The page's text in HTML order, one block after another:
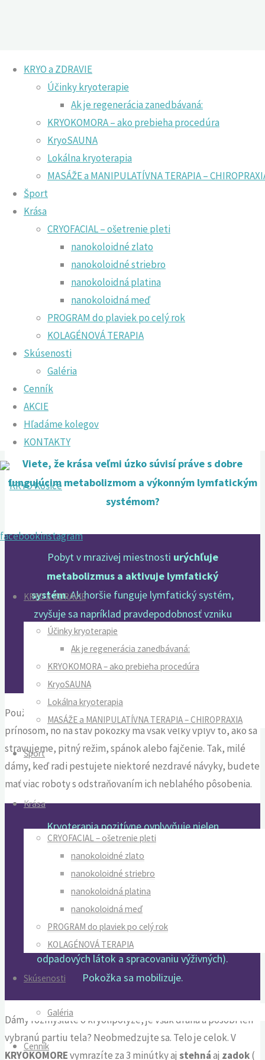
KRYO a ZDRAVIE
Účinky kryoterapie
Ak je regenerácia zanedbávaná:
KRYOKOMORA – ako prebieha procedúra
KryoSAUNA
Lokálna kryoterapia
MASÁŽE a MANIPULATÍVNA TERAPIA –
Šport
Krása
CRYOFACIAL – ošetrenie pleti
nanokoloidné zlato
nanokoloidné striebro
nanokoloidná platina
nanokoloidná meď
PROGRAM do plaviek po celý rok
KOLAGÉNOVÁ TERAPIA
Skúsenosti
Galéria
Cenník
AKCIE
Hľadáme kolegov
KONTAKTY
facebookinstagram
KRYO a ZDRAVIE
Účinky kryoterapie
Ak je regenerácia zanedbávaná:
KRYOKOMORA – ako prebieha procedúra
KryoSAUNA
Lokálna kryoterapia
MASÁŽE a MANIPULATÍVNA TERAPIA – CHIROPRAXIA
Šport
Krása
CRYOFACIAL – ošetrenie pleti
nanokoloidné zlato
nanokoloidné striebro
nanokoloidná platina
nanokoloidná meď
PROGRAM do plaviek po celý rok
KOLAGÉNOVÁ TERAPIA
Skúsenosti
Galéria
Cenník
Krása
Viete, že krása veľmi úzko súvisí práve s dobre
fungujúcim metabolizmom a výkonným lymfatickým
systémom?
Pobyt v mrazivej miestnosti urýchľuje
metabolizmus a aktivuje lymfatický
systém. Ak horšie funguje lymfatický systém,
zvyšuje sa napríklad pravdepodobnosť vzniku
celulitídy. Lymfa je nepostrádateľná, pretože
odvádza z tela (a teda aj z kože) škodliviny a
odpadové látky.
Používanie krémov a ďalších kozmetických prostriedkov je
prínosom, no na stav pokožky má však veľký vplyv to, ako sa
stravujeme, pitný režim, spánok alebo fajčenie. Tak, milé
dámy, keď radi pestujete niektoré nezdravé návyky, budete
mať viac roboty s odstraňovaním ich neblahého pôsobenia.
Kryoterapia pozitívne ovplyvňuje nielen
imunitný systém, srdce, cievy, pľúca
má aj nezanedbateľný vplyv na stav
Nízke teploty provokujú pokožku
, ktorý je zodpovedný za jej
pružnosť, donútia našu pokožku k výrazne
lepšiemu metabolizmu (odbúraniu
odpadových látok a spracovaniu výživných).
Pokožka sa mobilizuje.
Dámy rozmýšľate o kryolipolýze, je však drahá a pôsobí len
vybranú partiu tela? Neobmedzujte sa. Telo je celok. V
KRYOKOMOREvymrazíte za 3 minútky aj stehnáaj zadok(